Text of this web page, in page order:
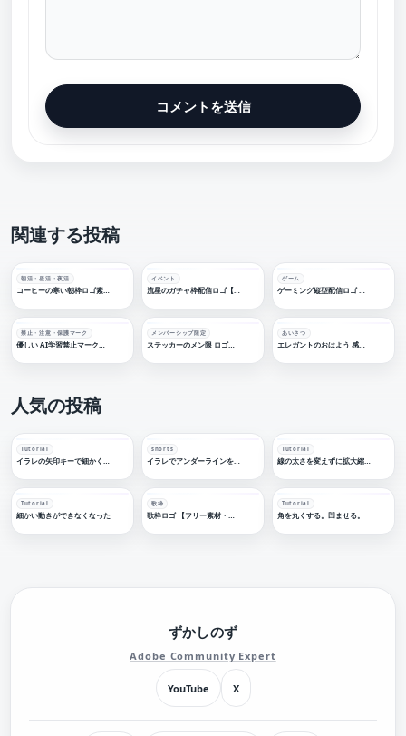
関連する投稿
朝活・昼活・夜活
コーヒーの寒い朝枠ロゴ素材【フリー素材・サムネ素材】
イベント
流星のガチャ枠配信ロゴ【フリー素材・サムネ素材】
ゲーム
ゲーミング縦型配信ロゴ 【フリー素材・サムネ素材】
禁止・注意・保護マーク
優しい AI学習禁止マーク【フリー素材・サムネ素材】
メンバーシップ限定
ステッカーのメン限 ロゴ素材 【フリー素材・サムネ素材】
あいさつ
エレガントのおはよう 感謝配信ロゴ【フリー素材・サムネ素材】
人気の投稿
Tutorial
イラレの矢印キーで細かく移動する
shorts
イラレでアンダーラインを引く
Tutorial
線の太さを変えずに拡大縮小する
Tutorial
細かい動きができなくなった
歌枠
歌枠ロゴ 【フリー素材・サムネ素材】
Tutorial
角を丸くする。凹ませる。
ずかしのず
Adobe Community Expert
YouTube X